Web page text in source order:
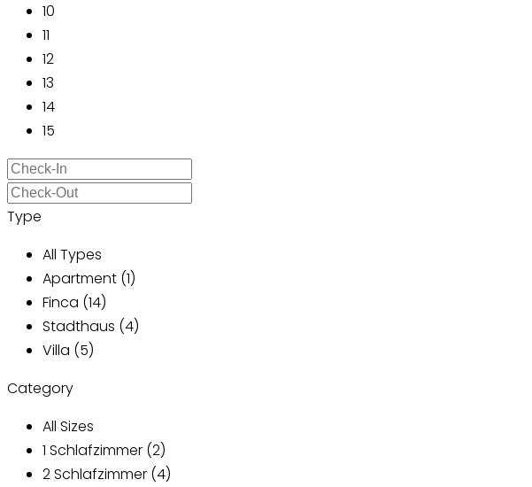
10
11
12
13
14
15
Type
All Types
Apartment (1)
Finca (14)
Stadthaus (4)
Villa (5)
Category
All Sizes
1 Schlafzimmer (2)
2 Schlafzimmer (4)